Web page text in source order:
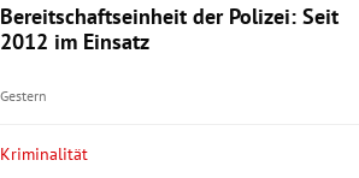
Bereitschaftseinheit der Polizei: Seit
2012 im Einsatz
Gestern
Kriminalität